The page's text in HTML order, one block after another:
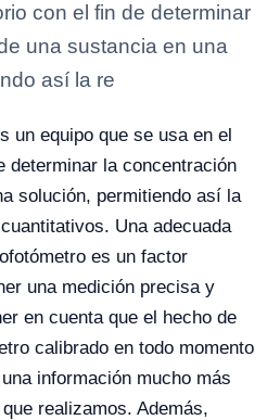
con el fin de determinar
una sustancia en una
así la re
un equipo que se usa en el
determinar la concentración
solución, permitiendo así la
Una adecuada
es un factor
una medición precisa y
en cuenta que el hecho de
calibrado en todo momento
información mucho más
realizamos. Además,